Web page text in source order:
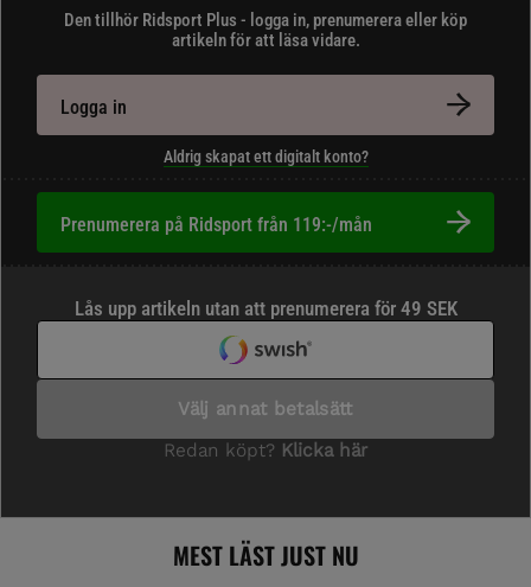
Den tillhör Ridsport Plus - logga in, prenumerera eller köp
artikeln för att läsa vidare.
Logga in
Aldrig skapat ett digitalt konto?
Prenumerera på Ridsport från 119:-/mån
MEST LÄST JUST NU